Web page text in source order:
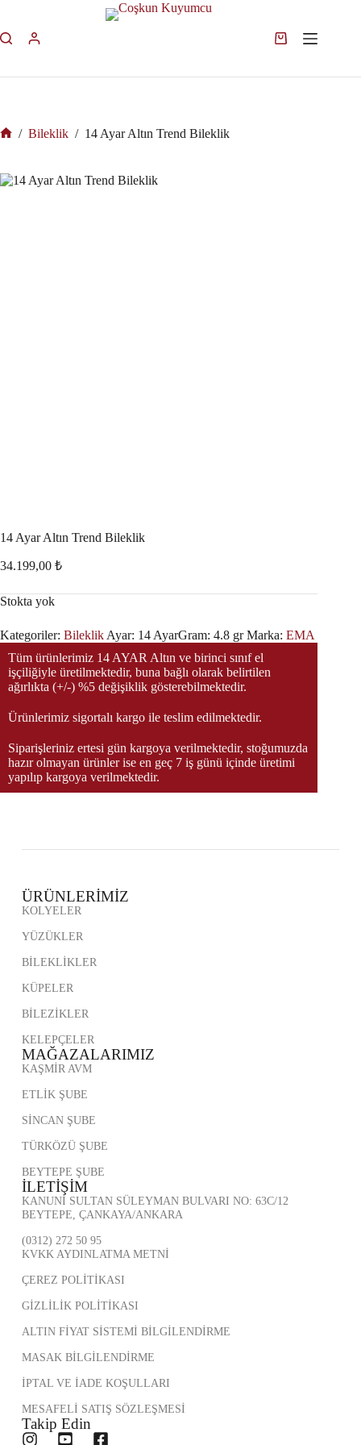
/ Bileklik / 14 Ayar Altın Trend Bileklik
14 Ayar Altın Trend Bileklik
34.199,00 ₺
Stokta yok
Kategoriler: Bileklik Ayar: 14 AyarGram: 4.8 gr Marka: EMA
Tüm ürünlerimiz 14 AYAR Altın ve birinci sınıf el
işçiliğiyle üretilmektedir, buna bağlı olarak belirtilen
ağırlıkta (+/-) %5 değişiklik gösterebilmektedir.
Ürünlerimiz sigortalı kargo ile teslim edilmektedir.
Siparişleriniz ertesi gün kargoya verilmektedir, stoğumuzda
hazır olmayan ürünler ise en geç 7 iş günü içinde üretimi
yapılıp kargoya verilmektedir.
ÜRÜNLERİMİZ
KOLYELER
YÜZÜKLER
BİLEKLİKLER
KÜPELER
BİLEZİKLER
KELEPÇELER
MAĞAZALARIMIZ
KAŞMİR AVM
ETLİK ŞUBE
SİNCAN ŞUBE
TÜRKÖZÜ ŞUBE
BEYTEPE ŞUBE
İLETİŞİM
KANUNİ SULTAN SÜLEYMAN BULVARI NO: 63C/12
BEYTEPE, ÇANKAYA/ANKARA
(0312) 272 50 95
KVKK AYDINLATMA METNİ
ÇEREZ POLİTİKASI
GİZLİLİK POLİTİKASI
ALTIN FİYAT SİSTEMİ BİLGİLENDİRME
MASAK BİLGİLENDİRME
İPTAL VE İADE KOŞULLARI
MESAFELİ SATIŞ SÖZLEŞMESİ
Takip Edin